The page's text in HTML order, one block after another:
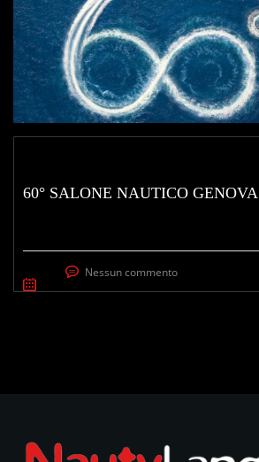
60° SALONE NAUTICO GENOVA
Nessun commento